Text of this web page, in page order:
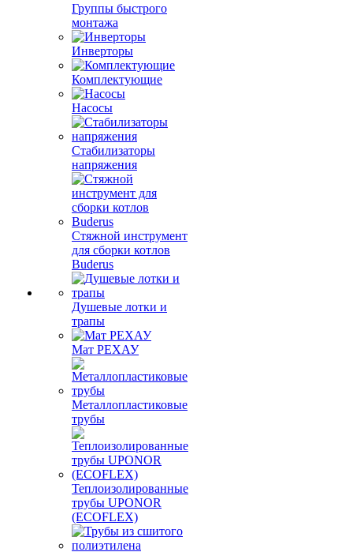
Группы быстрого
монтажа
Инверторы
Комплектующие
Насосы
Стабилизаторы
напряжения
Стяжной инструмент
для сборки котлов
Buderus
Душевые лотки и
трапы
Мат РЕХАУ
Металлопластиковые
трубы
Теплоизолированные
трубы UPONOR
(ECOFLEX)